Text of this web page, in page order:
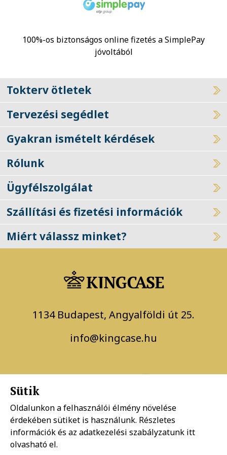
100%-os biztonságos online fizetés a SimplePay
Tokterv ötletek
Tervezési segédlet
Gyakran ismételt kérdések
Rólunk
Ügyfélszolgálat
Szállítási és fizetési információk
Miért válassz minket?
1134 Budapest, Angyalföldi út 25.
info@kingcase.hu
Adatkezelési szabályzat
Sütik
Oldalunkon a felhasználói élmény növelése
érdekében sütiket is használunk. Részletes
információk és az adatkezelési szabályzatunk itt
olvasható el.